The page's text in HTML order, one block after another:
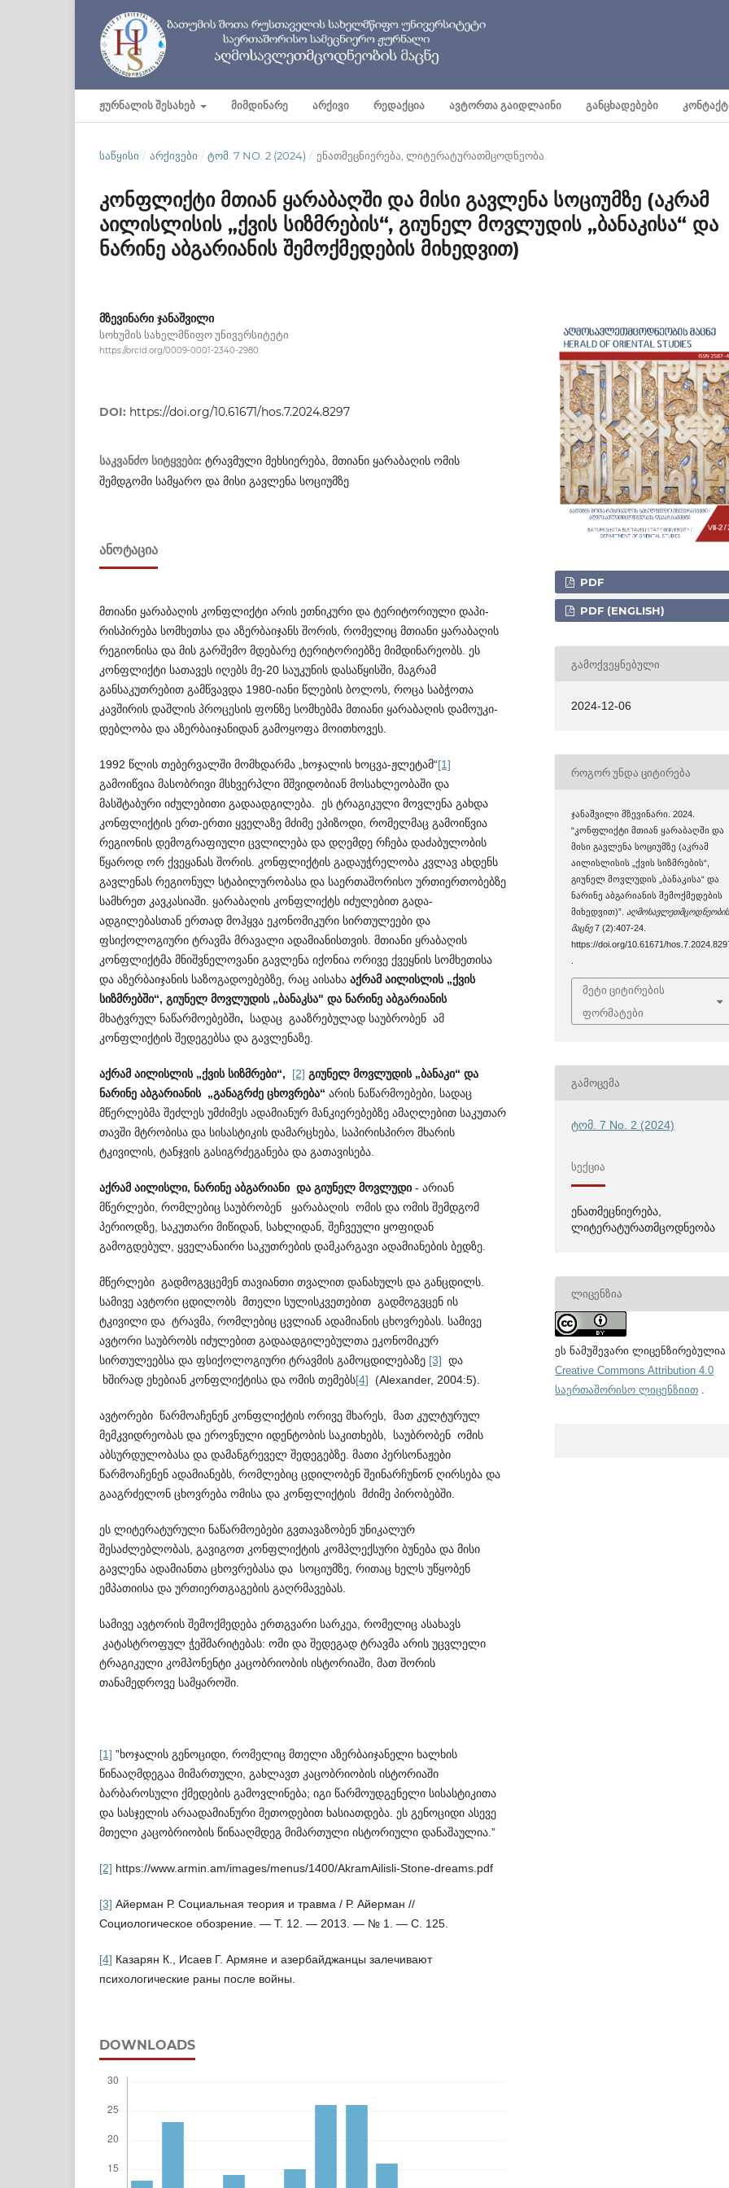
ᲟᲣᲠᲜᲐᲚᲘᲡ ᲨᲔᲡᲐᲮᲔᲑ ᲛᲘᲛᲓᲘᲜᲐᲠᲔ ᲐᲠᲥᲘᲕᲘ ᲠᲔᲓᲐᲥᲪᲘᲐ ᲐᲕᲢᲝᲠᲗᲐ ᲒᲐᲘᲓᲚᲐᲘᲜᲘ ᲒᲐᲜᲪᲮᲐᲓᲔᲑᲔᲑᲘ
ᲡᲐᲬᲧᲘᲡᲘ / ᲐᲠᲥᲘᲕᲔᲑᲘ / ᲢᲝᲛ. 7 NO. 2 (2024) / ენათმეცნიერება, ლიტერატურათმცოდნეობა
კონფლიქტი მთიან ყარაბაღში და მისი გავლენა სოციუმზე (აკრამ
აილისლისის „ქვის სიზმრების“, გიუნელ მოვლუდის „ბანაკისა“ და
ნარინე აბგარიანის შემოქმედების მიხედვით)
მზევინარი ჯანაშვილი
სოხუმის სახელმწიფო უნივერსიტეტი
https://orcid.org/0009-0001-2340-2980
DOI: https://doi.org/10.61671/hos.7.2024.8297
საკვანძო სიტყვები: ტრავმული მეხსიერება, მთიანი ყარაბაღის ომის
შემდგომი სამყარო და მისი გავლენა სოციუმზე
ᲐᲜᲝᲢᲐᲪᲘᲐ
მთიანი ყარაბაღის კონფლიქტი არის ეთნიკური და ტერიტ­ორიული დაპი­
რის­პირება სომხეთსა და აზერბაიჯანს შორის, რომ­­ე­­ლიც მთიანი ყარაბაღის
რეგიონისა და მის გარშემო მდებ­არე ტერიტორიებზე მიმდინარეობს. ეს
კონფლიქტი სათავეს იღ­ე­ბს მე-20 საუკუნის დასაწყისში, მაგრამ
განსაკუთრებით გამ­წვ­ავდა 1980-იანი წლების ბოლოს, როცა საბჭოთა
კავშირის დაშ­ლის პროცესის ფონზე სომხებმა მთიანი ყარაბაღის დამ­ოუ­კი­
დებლობა და აზერბაიჯანიდან გამოყოფა მოითხოვეს.
1992 წლის თებერვალში მომხდარმა „ხოჯალის ხოცვა-ჟლეტამ“[1]
გამოიწვია მასობრივი მსხვერპლი მშვიდობიან მოსა­ხლეობაში და
მასშტაბური იძულებითი გადაადგილება. ეს ტრა­გიკული მოვლენა გახდა
კონფლიქტის ერთ-ერთი ყველაზე მძიმე ეპიზოდი, რომელმაც გამოიწვია
რეგიონის დემოგრაფიული ცვ­ლ­ილება და დღემდე რჩება დაძაბულობის
წყაროდ ორ ქვეყ­ანას შორის. კონფლიქტის გადაუჭრელობა კვლავ ახდენს
გავლენას რეგ­იონულ სტაბილურობასა და საერთაშორისო ურთიე­რთო­ბებზე
სამხრეთ კავკასიაში. ყარაბაღის კონფლიქტს იძულებით გადა­
ადგილებასთან ერთად მოჰყვა ეკონომიკური სირთულეები და
ფსიქოლოგიური ტრავმა მრავალი ადამიანისთვის. მთიანი ყრაბაღის
კონფლიქტმა მნიშვნელოვანი გავლენა იქონია ორივე ქვე­ყნის სომხეთისა
და აზერბაიჯანის საზოგადოებებზე, რაც აისახა აქრამ აილისლის „ქვის
სიზმრებში“, გიუნელ მოვლუდის „ბანაკსა" და ნარინე აბგარიანის
მხატვრულ ნაწარმოებებში, სადაც გააზრებულად საუბრობენ ამ
კონფლიქტის შედეგებსა და გავ­ლენაზე.
აქრამ აილისლის „ქვის სიზმრები“, [2] გიუნელ მოვლუდის „ბანაკი“ და
ნარინე აბგარიანის „განაგრძე ცხოვრება“ არის ნაწა­რმოებები, სადაც
მწერლებმა შეძლეს უმძიმეს ადამიანურ მანკ­იე­რებებზე ამაღლებით საკუთარ
თავში მტრობისა და სისასტიკის დამარცხება, საპირისპირო მხარის
ტკივილის, ტანჯვის გასი­გრ­ძ­ე­განება და გათავისება.
აქრამ აილისლი, ნარინე აბგარიანი და გიუნელ მოვლუდი - არიან
მწერლები, რომლებიც საუბრობენ ყარაბაღის ომის და ომის შემდგომ
პერიოდზე, საკუთარი მიწიდან, სახლიდან, შეჩ­ვეული ყოფიდან
გამოგდებულ, ყველანაირი საკუთრების დამ­კა­რგავი ადამიანების ბედზე.
მწერლები გადმოგვცემენ თავიანთი თვალით დანახულს და განცდილს.
სამივე ავტორი ცდილობს მთელი სული­სკ­ვ­ეთ­ებით გადმოგვცენ ის
ტკივილი და ტრავმა, რომლებიც ცვლიან ადამიანის ცხოვრებას. სამივე
ავტორი საუბრობს იძულებით გად­აა­დგილებულთა ეკონომიკურ
სირთულეებსა და ფსიქო­ლო­გიური ტრავმის გამოცდილებაზე [3] და
ხშირად ეხებიან კონფ­ლ­ი­ქტისა და ომის თემებს[4] (Alexander, 2004:5).
ავტორები წარმოაჩენენ კონფლიქტის ორივე მხარეს, მათ კულტურულ
მემკვიდრეობას და ეროვნული იდენტობის საკით­ხებს, საუბრობენ ომის
აბსურდულობასა და დამანგრეველ შედ­ე­გებზე. მათი პერსონაჟები
წარმოაჩენენ ადამიანებს, რომლებიც ცდ­ილობენ შეინარჩუნონ ღირსება და
გააგრძელონ ცხოვრება ომისა და კონფლიქტის მძიმე პირობებში.
ეს ლიტერატურული ნაწარმოებები გვთავაზობენ უნიკა­ლურ
შესაძლებლობას, გავიგოთ კონფლიქტის კომპლექსური ბუნ­ება და მისი
გავლენა ადამიანთა ცხოვრებასა და სოციუმზე, რითაც ხელს უწყობენ
ემპათიისა და ურთიერთგაგების გაღრ­მა­ვებას.
სამივე ავტორის შემოქმედება ერთგვარი სარკეა, რომელიც ასახავს
კატასტროფულ ჭეშმარიტებას: ომი და შედეგად ტრავმა არის უცვლელი
ტრაგიკული კომპონენტი კაცობრიობის ისტო­რიაში, მათ შორის
თანამედროვე სამყაროში.
[1] ”ხოჯალის გენოციდი, რომელიც მთელი აზერბაიჯანელი ხალხის
წინააღმდეგაა მიმართული, გახლავთ კაცობრიობის ისტორიაში
ბარბაროსული ქმედების გამო­ვლინება; იგი წარმოუდგენელი სისასტიკითა
და სასჯელის არაადამიანური მეთ­ოდებით ხასიათდება. ეს გენოციდი ასევე
მთელი კაცობრიობის წინააღმდეგ მიმა­რთული ისტორიული დანაშაულია.”
[2] https://www.armin.am/images/menus/1400/AkramAilisli-Stone-dreams.pdf
[3] Айерман Р. Социальная теория и травма / Р. Айерман //
Социологическое обозрение. — Т. 12. — 2013. — № 1. — С. 125.
[4] Казарян К., Исаев Г. Армяне и азербайджанцы залечивают
психологические раны после войны.
DOWNLOADS
PDF
PDF (ENGLISH)
ᲒᲐᲛᲝᲥᲕᲔᲧᲜᲔᲑᲣᲚᲘ
2024-12-06
ᲠᲝᲒᲝᲠ ᲣᲜᲓᲐ ᲪᲘᲢᲘᲠᲔᲑᲐ
ჯანაშვილი მზევინარი. 2024.
“კონფლიქტი მთიან ყარაბაღში და
მისი გავლენა სოციუმზე (აკრამ
აილისლისის „ქვის სიზმრების“,
გიუნელ მოვლუდის „ბანაკისა“ და
ნარინე აბგარიანის შემოქმედების
მიხედვით)”. აღმოსავლეთმცოდნეობის
მაცნე7 (2):407-24.
https://doi.org/10.61671/
მეტი ციტირების
ფორმატები
ᲒᲐᲛᲝᲪᲔᲛᲐ
ტომ. 7 No. 2 (2024)
ᲡᲔᲥᲪᲘᲐ
ენათმეცნიერება,
ლიტერატურათმცოდნეობა
ᲚᲘᲪᲔᲜᲖᲘᲐ
ეს ნამუშევარი ლიცენზირებულია
Creative Commons Attribution 4.0
საერთაშორისო ლიცენზიით